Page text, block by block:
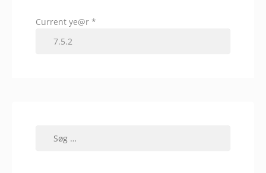
Current ye@r *
efter: